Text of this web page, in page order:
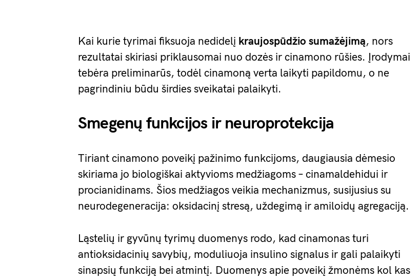
Kai kurie tyrimai fiksuoja nedidelį kraujospūdžio sumažėjimą, nors
rezultatai skiriasi priklausomai nuo dozės ir cinamono rūšies. Įrodymai
tebėra preliminarūs, todėl cinamoną verta laikyti papildomu, o ne
pagrindiniu būdu širdies sveikatai palaikyti.
Smegenų funkcijos ir neuroprotekcija
Tiriant cinamono poveikį pažinimo funkcijoms, daugiausia dėmesio
skiriama jo biologiškai aktyvioms medžiagoms – cinamaldehidui ir
procianidinams. Šios medžiagos veikia mechanizmus, susijusius su
neurodegeneracija: oksidacinį stresą, uždegimą ir amiloidų agregaciją.
Ląstelių ir gyvūnų tyrimų duomenys rodo, kad cinamonas turi
antioksidacinių savybių, moduliuoja insulino signalus ir gali palaikyti
sinapsių funkciją bei atmintį. Duomenys apie poveikį žmonėms kol kas